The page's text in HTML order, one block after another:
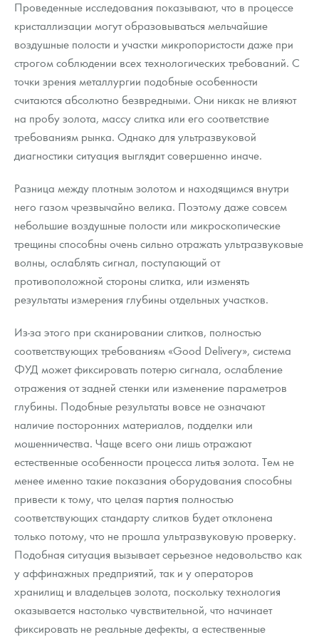
Проведенные исследования показывают, что в процессе
кристаллизации могут образовываться мельчайшие
воздушные полости и участки микропористости даже при
строгом соблюдении всех технологических требований. С
точки зрения металлургии подобные особенности
считаются абсолютно безвредными. Они никак не влияют
на пробу золота, массу слитка или его соответствие
требованиям рынка. Однако для ультразвуковой
диагностики ситуация выглядит совершенно иначе.
Разница между плотным золотом и находящимся внутри
него газом чрезвычайно велика. Поэтому даже совсем
небольшие воздушные полости или микроскопические
трещины способны очень сильно отражать ультразвуковые
волны, ослаблять сигнал, поступающий от
противоположной стороны слитка, или изменять
результаты измерения глубины отдельных участков.
Из-за этого при сканировании слитков, полностью
соответствующих требованиям «Good Delivery», система
ФУД может фиксировать потерю сигнала, ослабление
отражения от задней стенки или изменение параметров
глубины. Подобные результаты вовсе не означают
наличие посторонних материалов, подделки или
мошенничества. Чаще всего они лишь отражают
естественные особенности процесса литья золота. Тем не
менее именно такие показания оборудования способны
привести к тому, что целая партия полностью
соответствующих стандарту слитков будет отклонена
только потому, что не прошла ультразвуковую проверку.
Подобная ситуация вызывает серьезное недовольство как
у аффинажных предприятий, так и у операторов
хранилищ и владельцев золота, поскольку технология
оказывается настолько чувствительной, что начинает
фиксировать не реальные дефекты, а естественные